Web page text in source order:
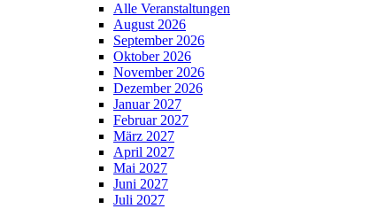
Alle Veranstaltungen
August 2026
September 2026
Oktober 2026
November 2026
Dezember 2026
Januar 2027
Februar 2027
März 2027
April 2027
Mai 2027
Juni 2027
Juli 2027